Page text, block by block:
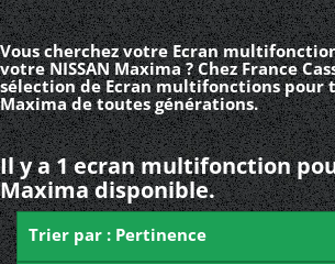
Vous cherchez votre Ecran
votre NISSAN Maxima ? Chez France
sélection de Ecran multifonctions pour
Maxima de toutes générations.
Il y a 1 ecran multifonction
Maxima disponible.
Trier par : Pertinence